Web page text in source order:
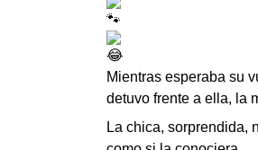
Mientras esperaba su
detuvo frente a ella, la
La chica, sorprendida,